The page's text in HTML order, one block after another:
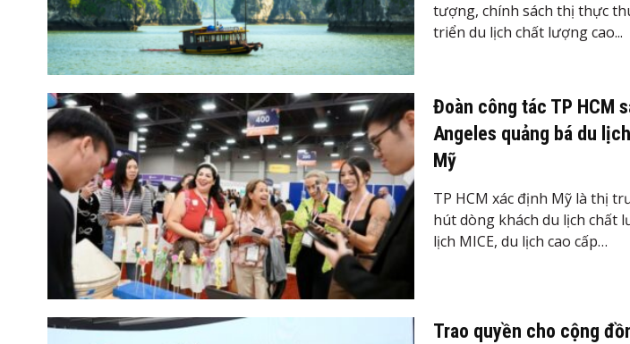
tượng, chính sách thị thực
triển du lịch chất lượng cao...
Đoàn công tác TP HCM
Angeles quảng bá du
Mỹ
TP HCM xác định Mỹ là thị
hút dòng khách du lịch chất
lịch MICE, du lịch cao cấp…
Trao quyền cho cộng